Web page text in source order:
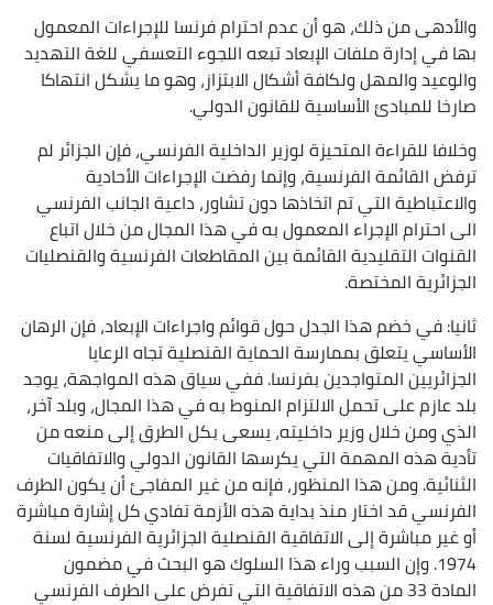
والأدهى من ذلك، هو أن عدم احترام فرنسا للإجراءات المعمول
بها في إدارة ملفات الإبعاد تبعه اللجوء التعسفي للغة التهديد
والوعيد والمهل ولكافة أشكال الابتزاز، وهو ما يشكل انتهاكا
صارخا للمبادئ الأساسية للقانون الدولي.
وخلافا للقراءة المتحيزة لوزير الداخلية الفرنسي، فإن الجزائر لم
ترفض القائمة الفرنسية، وإنما رفضت الإجراءات الأحادية
والاعتباطية التي تم اتخاذها دون تشاور، داعية الجانب الفرنسي
الى احترام الإجراء المعمول به في هذا المجال من خلال اتباع
القنوات التقليدية القائمة بين المقاطعات الفرنسية والقنصليات
الجزائرية المختصة.
ثانيا: في خضم هذا الجدل حول قوائم واجراءات الإبعاد، فإن الرهان
الأساسي يتعلق بممارسة الحماية القنصلية تجاه الرعايا
الجزائريين المتواجدين بفرنسا. ففي سياق هذه المواجهة، يوجد
بلد عازم على تحمل الالتزام المنوط به في هذا المجال، وبلد آخر،
الذي ومن خلال وزير داخليته، يسعى بكل الطرق إلى منعه من
تأدية هذه المهمة التي يكرسها القانون الدولي والاتفاقيات
الثنائية. ومن هذا المنظور، فإنه من غير المفاجئ أن يكون الطرف
الفرنسي قد اختار منذ بداية هذه الأزمة تفادي كل إشارة مباشرة
أو غير مباشرة إلى الاتفاقية القنصلية الجزائرية الفرنسية لسنة
1974. وإن السبب وراء هذا السلوك هو البحث في مضمون
المادة 33 من هذه الاتفاقية التي تفرض على الطرف الفرنسي